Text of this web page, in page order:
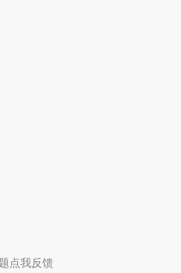
点我反馈